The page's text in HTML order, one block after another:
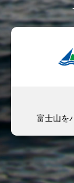
富士山を